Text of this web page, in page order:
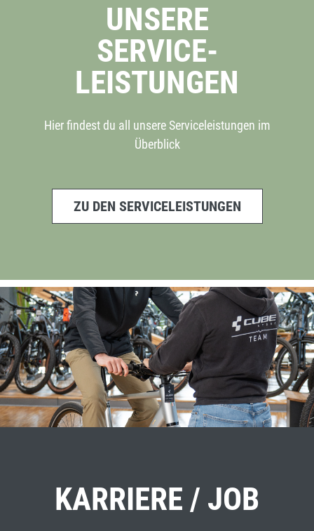
UNSERE
SERVICE­
LEISTUNGEN
Hier findest du all unsere Serviceleistungen im
Überblick
ZU DEN SERVICELEISTUNGEN
KARRIERE / JOB